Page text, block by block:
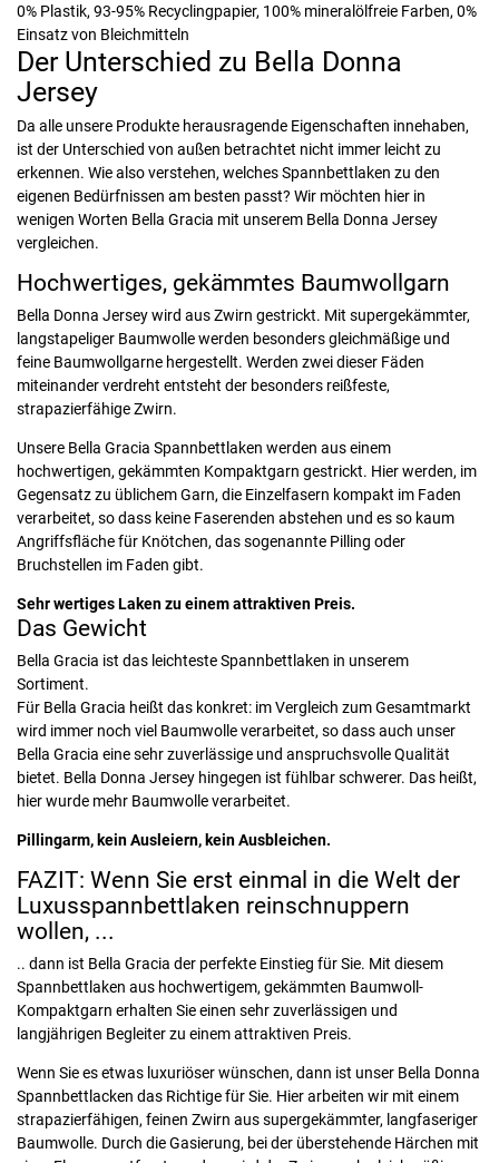
0% Plastik, 93-95% Recyclingpapier, 100% mineralölfreie Farben, 0%
Einsatz von Bleichmitteln
Der Unterschied zu Bella Donna
Jersey
Da alle unsere Produkte herausragende Eigenschaften innehaben,
ist der Unterschied von außen betrachtet nicht immer leicht zu
erkennen. Wie also verstehen, welches Spannbettlaken zu den
eigenen Bedürfnissen am besten passt? Wir möchten hier in
wenigen Worten Bella Gracia mit unserem Bella Donna Jersey
vergleichen.
Hochwertiges, gekämmtes Baumwollgarn
Bella Donna Jersey wird aus Zwirn gestrickt. Mit supergekämmter,
langstapeliger Baumwolle werden besonders gleichmäßige und
feine Baumwollgarne hergestellt. Werden zwei dieser Fäden
miteinander verdreht entsteht der besonders reißfeste,
strapazierfähige Zwirn.
Unsere Bella Gracia Spannbettlaken werden aus einem
hochwertigen, gekämmten Kompaktgarn gestrickt. Hier werden, im
Gegensatz zu üblichem Garn, die Einzelfasern kompakt im Faden
verarbeitet, so dass keine Faserenden abstehen und es so kaum
Angriffsfläche für Knötchen, das sogenannte Pilling oder
Bruchstellen im Faden gibt.
Sehr wertiges Laken zu einem attraktiven Preis.
Das Gewicht
Bella Gracia ist das leichteste Spannbettlaken in unserem
Sortiment.
Für Bella Gracia heißt das konkret: im Vergleich zum Gesamtmarkt
wird immer noch viel Baumwolle verarbeitet, so dass auch unser
Bella Gracia eine sehr zuverlässige und anspruchsvolle Qualität
bietet. Bella Donna Jersey hingegen ist fühlbar schwerer. Das heißt,
hier wurde mehr Baumwolle verarbeitet.
Pillingarm, kein Ausleiern, kein Ausbleichen.
FAZIT: Wenn Sie erst einmal in die Welt der
Luxusspannbettlaken reinschnuppern
wollen, ...
.. dann ist Bella Gracia der perfekte Einstieg für Sie. Mit diesem
Spannbettlaken aus hochwertigem, gekämmten Baumwoll-
Kompaktgarn erhalten Sie einen sehr zuverlässigen und
langjährigen Begleiter zu einem attraktiven Preis.
Wenn Sie es etwas luxuriöser wünschen, dann ist unser Bella Donna
Spannbettlacken das Richtige für Sie. Hier arbeiten wir mit einem
strapazierfähigen, feinen Zwirn aus supergekämmter, langfaseriger
Baumwolle. Durch die Gasierung, bei der überstehende Härchen mit